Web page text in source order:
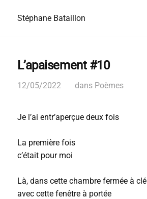
Stéphane Bataillon
L’apaisement #10
12/05/2022 dans Poèmes
Je l’ai entr’aperçue deux fois
La première fois
c’était pour moi
Là, dans cette chambre fermée à clé
avec cette fenêtre à portée